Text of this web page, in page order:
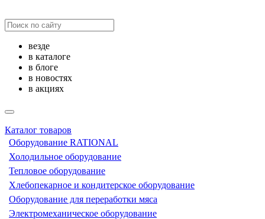
везде
в каталоге
в блоге
в новостях
в акциях
Каталог товаров
Оборудование RATIONAL
Холодильное оборудование
Тепловое оборудование
Хлебопекарное и кондитерское оборудование
Оборудование для переработки мяса
Электромеханическое оборудование